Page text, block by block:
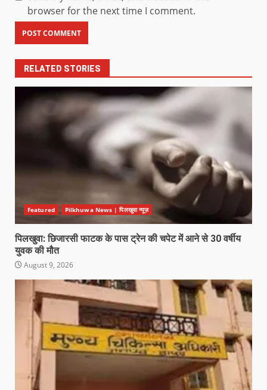
browser for the next time I comment.
RELATED STORIES
Featured Pilkhuwa News | पिलखुवा न्यूज़
पिलखुवा: छिजारसी फाटक के पास ट्रेन की चपेट में आने से 30 वर्षीय
युवक की मौत
August 9, 2026